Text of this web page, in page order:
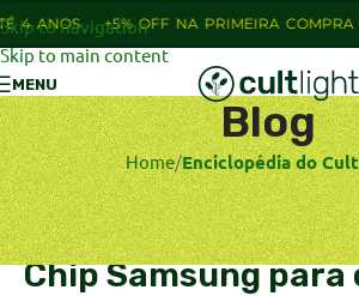
Skip to navigation
Skip to main content
+5% OFF NA PRIMEIRA COMPRA
MENU
Blog
Home/Enciclopédia do
ENCICLOPÉDIA DO CULTIVADOR,ILUMINAÇÃO
LM301 vs LM281:
Chip Samsung para